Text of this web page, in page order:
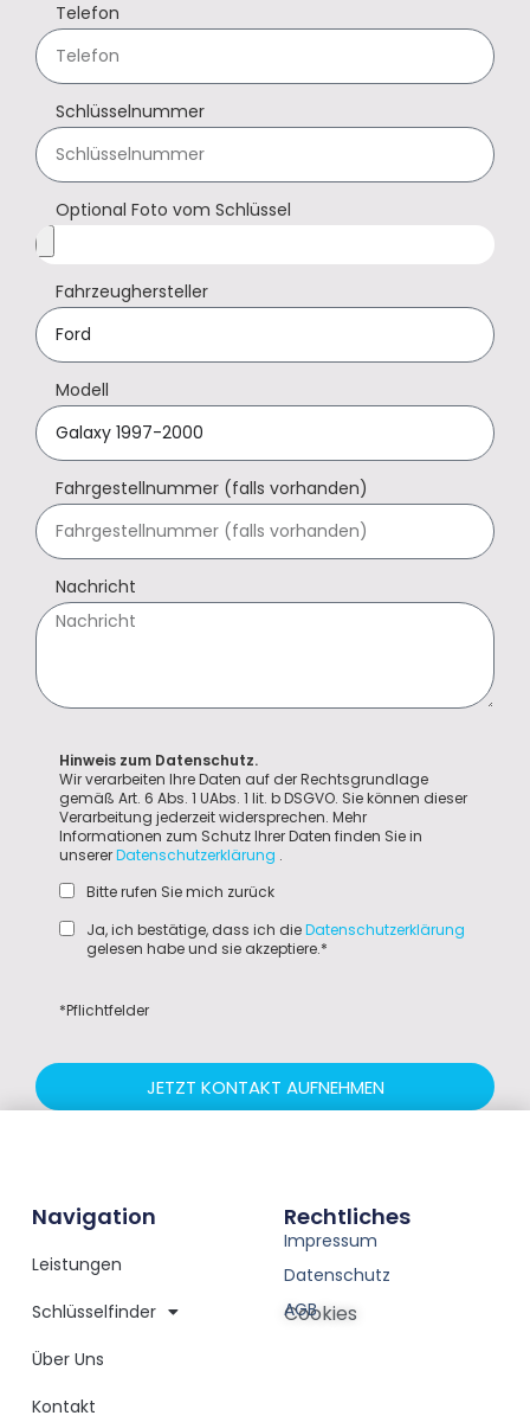
Telefon
Schlüsselnummer
Optional Foto vom Schlüssel
Fahrzeughersteller
Modell
Fahrgestellnummer (falls vorhanden)
Nachricht
Hinweis zum Datenschutz.
Wir verarbeiten Ihre Daten auf der Rechtsgrundlage
gemäß Art. 6 Abs. 1 UAbs. 1 lit. b DSGVO. Sie können dieser
Verarbeitung jederzeit widersprechen. Mehr
Informationen zum Schutz Ihrer Daten finden Sie in
unsererDatenschutzerklärung .
Bitte rufen Sie mich zurück
Ja, ich bestätige, dass ich dieDatenschutzerklärung
gelesen habe und sie akzeptiere.*
*Pflichtfelder
JETZT KONTAKT AUFNEHMEN
Navigation
Leistungen
Schlüsselfinder
Über Uns
Kontakt
Rechtliches
Impressum
Datenschutz
AGB
Cookies